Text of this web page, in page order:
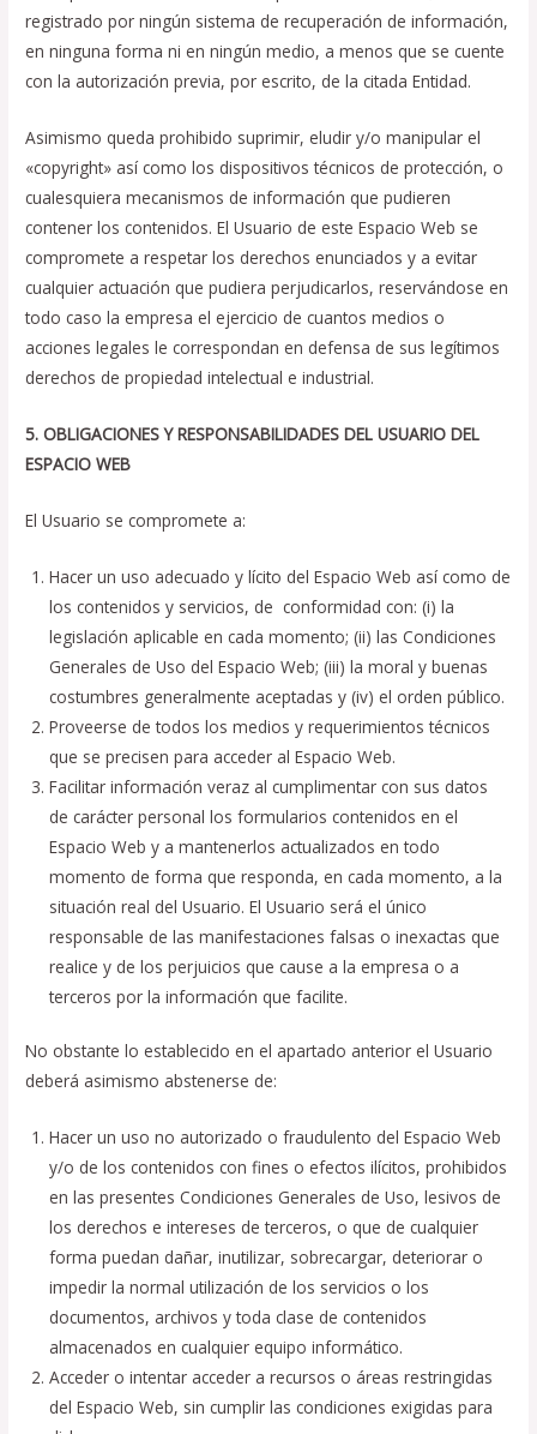
registrado por ningún sistema de recuperación de información,
en ninguna forma ni en ningún medio, a menos que se cuente
con la autorización previa, por escrito, de la citada Entidad.
Asimismo queda prohibido suprimir, eludir y/o manipular el
«copyright» así como los dispositivos técnicos de protección, o
cualesquiera mecanismos de información que pudieren
contener los contenidos. El Usuario de este Espacio Web se
compromete a respetar los derechos enunciados y a evitar
cualquier actuación que pudiera perjudicarlos, reservándose en
todo caso la empresa el ejercicio de cuantos medios o
acciones legales le correspondan en defensa de sus legítimos
derechos de propiedad intelectual e industrial.
5. OBLIGACIONES Y RESPONSABILIDADES DEL USUARIO DEL
ESPACIO WEB
El Usuario se compromete a:
Hacer un uso adecuado y lícito del Espacio Web así como de
los contenidos y servicios, de conformidad con: (i) la
legislación aplicable en cada momento; (ii) las Condiciones
Generales de Uso del Espacio Web; (iii) la moral y buenas
costumbres generalmente aceptadas y (iv) el orden público.
Proveerse de todos los medios y requerimientos técnicos
que se precisen para acceder al Espacio Web.
Facilitar información veraz al cumplimentar con sus datos
de carácter personal los formularios contenidos en el
Espacio Web y a mantenerlos actualizados en todo
momento de forma que responda, en cada momento, a la
situación real del Usuario. El Usuario será el único
responsable de las manifestaciones falsas o inexactas que
realice y de los perjuicios que cause a la empresa o a
terceros por la información que facilite.
No obstante lo establecido en el apartado anterior el Usuario
deberá asimismo abstenerse de:
Hacer un uso no autorizado o fraudulento del Espacio Web
y/o de los contenidos con fines o efectos ilícitos, prohibidos
en las presentes Condiciones Generales de Uso, lesivos de
los derechos e intereses de terceros, o que de cualquier
forma puedan dañar, inutilizar, sobrecargar, deteriorar o
impedir la normal utilización de los servicios o los
documentos, archivos y toda clase de contenidos
almacenados en cualquier equipo informático.
Acceder o intentar acceder a recursos o áreas restringidas
del Espacio Web, sin cumplir las condiciones exigidas para